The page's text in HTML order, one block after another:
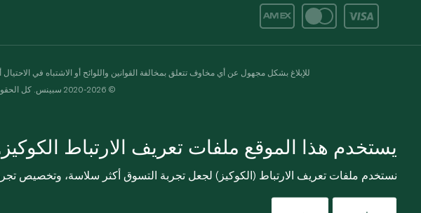
للإبلاغ بشكل مجهول عن أي مخاوف تتعلق بمخالفة القوانين واللوائح أو الاشتباه في
© 2020-2026 سبينس. كل الحقوق محفوظة
يستخدم هذا الموقع ملفات تعريف الارتباط
نستخدم ملفات تعريف الارتباط (الكوكيز) لجعل تجربة التسوق أكثر سلاسة، وتخصيص